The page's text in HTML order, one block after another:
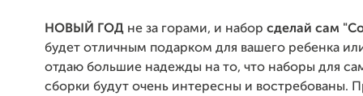
НОВЫЙ ГОД не за горами, и набор сделай сам
будет отличным подарком для вашего ребенка
отдаю большие надежды на то, что наборы для
сборки будут очень интересны и востребованы.